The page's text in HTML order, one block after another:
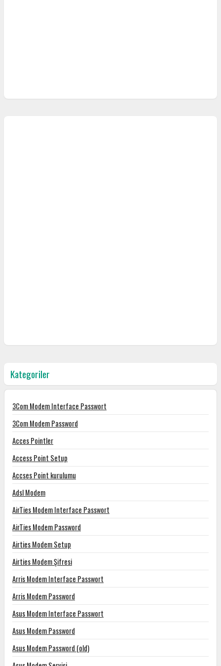
Kategoriler
3Com Modem Interface Passwort
3Com Modem Password
Acces Pointler
Access Point Setup
Accses Point kurulumu
Adsl Modem
AirTies Modem Interface Passwort
AirTies Modem Password
Airties Modem Setup
Airties Modem Şifresi
Arris Modem Interface Passwort
Arris Modem Password
Asus Modem Interface Passwort
Asus Modem Password
Asus Modem Password (old)